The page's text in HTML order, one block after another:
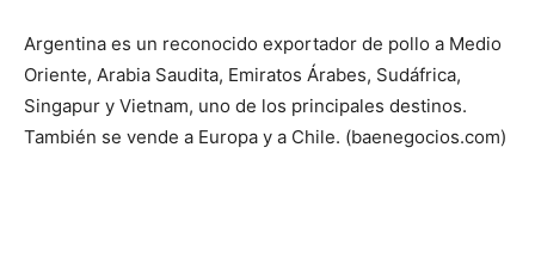
Argentina es un reconocido exportador de pollo a Medio
Oriente, Arabia Saudita, Emiratos Árabes, Sudáfrica,
Singapur y Vietnam, uno de los principales destinos.
También se vende a Europa y a Chile. (baenegocios.com)